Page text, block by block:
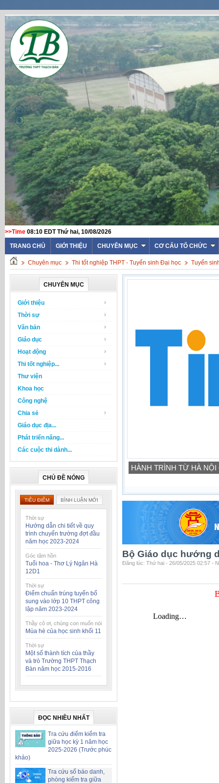
>>Time 08:10 EDT Thứ hai, 10/08/2026
TRANG CHỦ GIỚI THIỆU CHUYÊN MỤC CƠ CẤU TỔ CHỨC
Chuyên mục Thi tốt nghiệp THPT - Tuyển sinh Đại học Tuyển
CHUYÊN MỤC
Giới thiệu
Thời sự
Văn bản
Giáo dục
Hoạt động
Thi tốt nghiệp...
Thư viện
Khoa học
Công nghệ
Chia sẻ
Giáo dục địa...
Phát triển năng...
Các cuộc thi dành...
CHỦ ĐỀ NÓNG
TIÊU ĐIỂM BÌNH LUẬN MỚI
Thời sự
Hướng dẫn chi tiết về quy
trình chuyển trường đợt đầu
năm học 2023-2024
Góc tâm hồn
Tuổi hoa - Thơ Lý Ngân Hà
12D1
Thời sự
Điểm chuẩn trúng tuyển bổ
sung vào lớp 10 THPT công
lập năm 2023-2024
Thầy cô ơi, chúng con muốn nói
Mùa hè của học sinh khối 11
Thời sự
Một số thành tích của thầy
và trò Trường THPT Thạch
Bàn năm học 2015-2016
ĐỌC NHIỀU NHẤT
Tra cứu điểm kiểm tra
giữa học kỳ 1 năm học
2025-2026 (Trước phúc
khảo)
Tra cứu số báo danh,
phòng kiểm tra giữa
HÀNH TRÌNH TỪ HÀ
Bộ Giáo dục hướng
Đăng lúc: Thứ hai - 26/05/2025 02:57 -